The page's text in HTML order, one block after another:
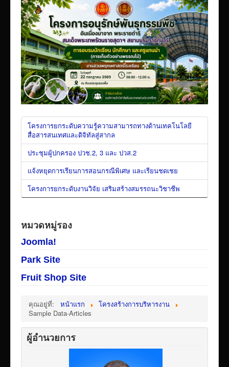
โครงการยกระดับความรู้ความสามารถทางด้านเทคโนโลยี
สื่อสารสนเทศและดิจิทัลสู่สากล
ประชุมผู้ปกครอง ปวช.2, 3 และ ปวส.2
แจ้งหยุดการเรียนการสอนกรณีพิเศษ และเรียนชดเชย
โครงการยกระดับงานวิจัย เสริมสร้างสมรรถนะวิชาชีพ
หมวดหมู่รอง
Joomla!
Park Site
Fruit Shop Site
คุณอยู่ที่: หน้าแรก
โครงสร้างการบริหารงาน
Sample Data-Articles
ผู้อำนวยการ